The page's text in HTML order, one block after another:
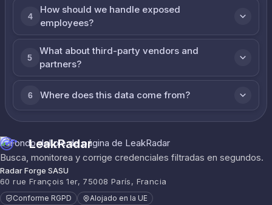
4
How should we handle exposed
employees?
5
What about third-party vendors and
partners?
6 Where does this data come from?
LeakRadar
Busca, monitorea y corrige credenciales filtradas en segundos.
Radar Forge SASU
60 rue François 1er, 75008 París, Francia
Conforme RGPD Alojado en la UE